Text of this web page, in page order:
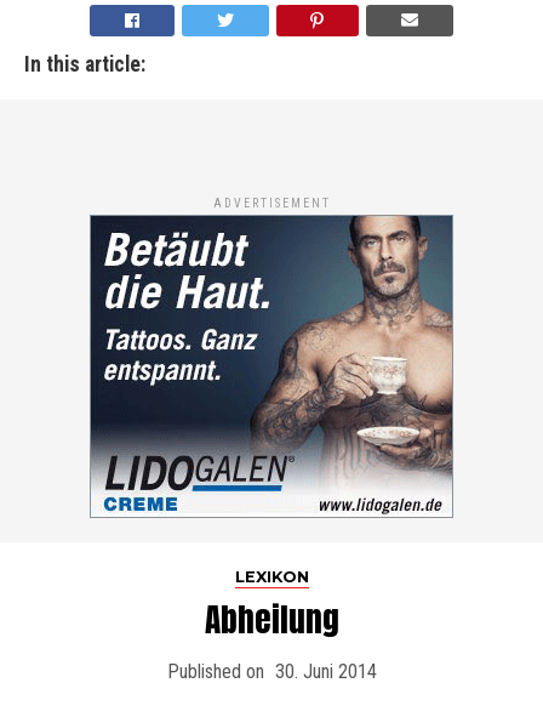
In this article:
ADVERTISEMENT
LEXIKON
Abheilung
Published on 30. Juni 2014